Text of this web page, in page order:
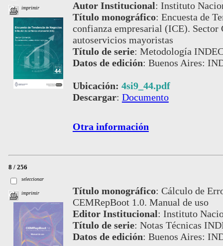
imprimir Autor Institucional: Instituto
Título monográfico: Encuesta de
confianza empresarial (ICE). Sector
autoservicios mayoristas
Título de serie: Metodología
Datos de edición: Buenos Aires:
Ubicación: 4si9_44.pdf
Descargar: Documento
Otra información
8 / 256
seleccionar
imprimir Título monográfico: Cálculo de
CEMRepBoot 1.0. Manual de uso
Editor Institucional: Instituto
Título de serie: Notas Técnicas
Datos de edición: Buenos Aires: